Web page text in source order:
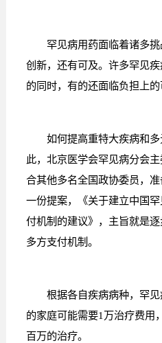
罕见病用药面临着诸多
创新，还有可及。许多罕见
的同时，有的还面临负担上的
如何提高重特大疾病和
此，北京医学会罕见病分会
合其他多名全国政协委员，
一份提案，《关于建立中国
付机制的建议》，主旨就是
多方支付机制。
根据各自疾病病种，罕
的家庭可能需要1万治疗费用
百万的治疗。